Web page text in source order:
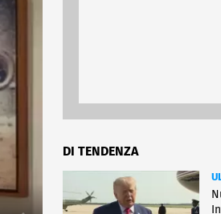
DI TENDENZA